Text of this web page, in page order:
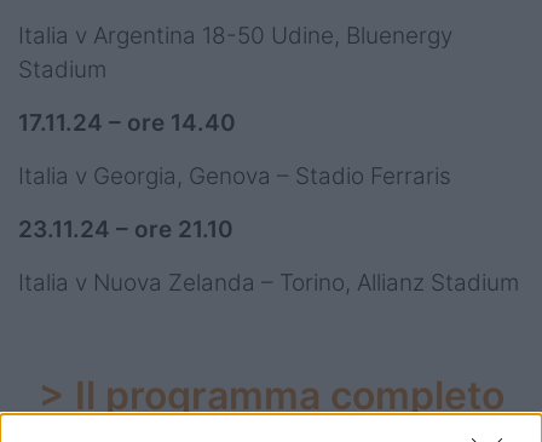
Italia v Argentina 18-50 Udine, Bluenergy
Stadium
17.11.24 – ore 14.40
Italia v Georgia, Genova – Stadio Ferraris
23.11.24 – ore 21.10
Italia v Nuova Zelanda – Torino, Allianz Stadium
> Il programma completo